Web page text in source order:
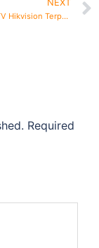
NEXT
Distributor CCTV Hikvision Terpercaya dan Bergaransi
Required